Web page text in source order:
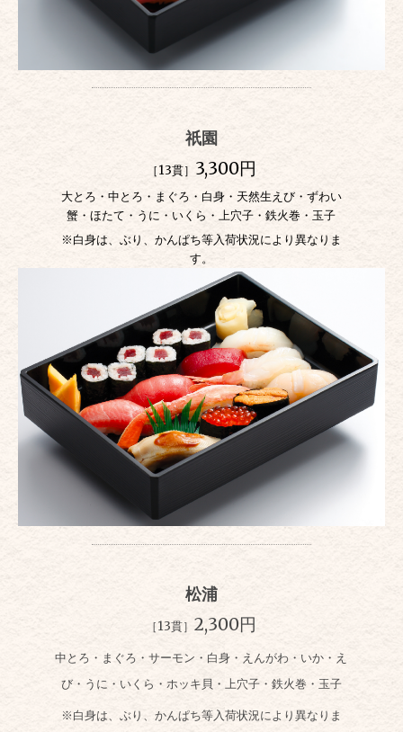
祇園
［13貫］ 3,300円
大とろ・中とろ・まぐろ・白身・天然生えび・ずわい
蟹・ほたて・うに・いくら・上穴子・鉄火巻・玉子
※白身は、ぶり、かんぱち等入荷状況により異なりま
す。
松浦
［13貫］2,300円
中とろ・まぐろ・サーモン・白身・えんがわ・いか・え
び・うに・いくら・ホッキ貝・上穴子・鉄火巻・玉子
※白身は、ぶり、かんぱち等入荷状況により異なりま